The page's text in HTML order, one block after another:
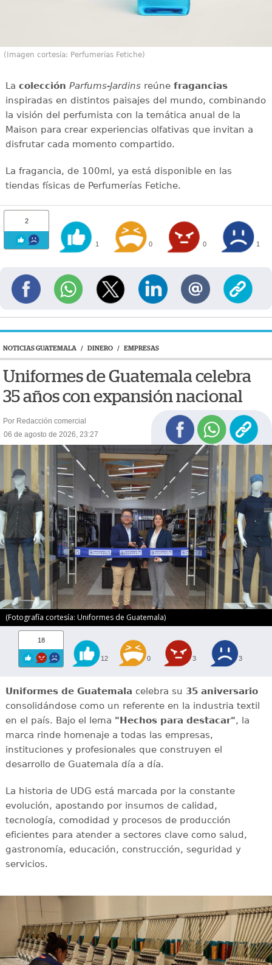
(Imagen cortesía: Perfumerías Fetiche)
La colección Parfums-Jardinsreúne fragancias
inspiradas en distintos paisajes del mundo, combinando
la visión del perfumista con la temática anual de la
Maison para crear experiencias olfativas que invitan a
disfrutar cada momento compartido.
La fragancia, de 100ml, ya está disponible en las
tiendas físicas de Perfumerías Fetiche.
2
1 0 0 1
NOTICIAS GUATEMALA / DINERO / EMPRESAS
Uniformes de Guatemala celebra
35 años con expansión nacional
Por Redacción comercial
06 de agosto de 2026, 23:27
(Fotografía cortesía: Uniformes de Guatemala)
18
12 0 3 3
Uniformes de Guatemala celebra su 35 aniversario
consolidándose como un referente en la industria textil
en el país. Bajo el lema "Hechos para destacar", la
marca rinde homenaje a todas las empresas,
instituciones y profesionales que construyen el
desarrollo de Guatemala día a día.
La historia de UDG está marcada por la constante
evolución, apostando por insumos de calidad,
tecnología, comodidad y procesos de producción
eficientes para atender a sectores clave como salud,
gastronomía, educación, construcción, seguridad y
servicios.